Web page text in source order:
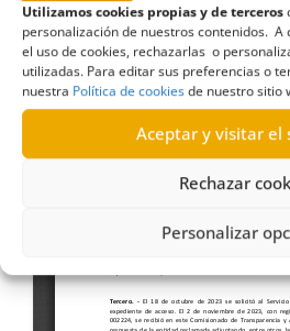
Utilizamos cookies propias y de terceros
personalización de nuestros contenidos. A
el uso de cookies, rechazarlas o
utilizadas. Para editar sus preferencias o
nuestra Política de cookiesde nuestro sitio
Aceptar y visitar el
Rechazar
Personalizar